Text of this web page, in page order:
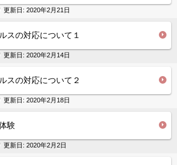
更新日: 2020年2月21日
スの対応について１
更新日: 2020年2月14日
スの対応について２
更新日: 2020年2月18日
験
更新日: 2020年2月2日